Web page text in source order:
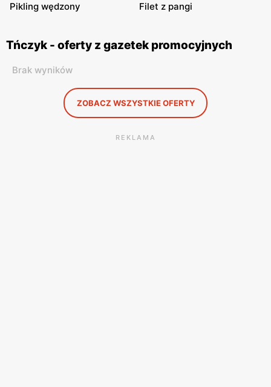
Pikling wędzony
Filet z pangi
Tńczyk - oferty z gazetek promocyjnych
Brak wyników
ZOBACZ WSZYSTKIE OFERTY
REKLAMA